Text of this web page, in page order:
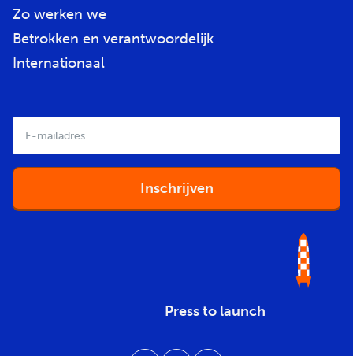
Zo werken we
Betrokken en verantwoordelijk
Internationaal
E-
mailadres*
Press to launch